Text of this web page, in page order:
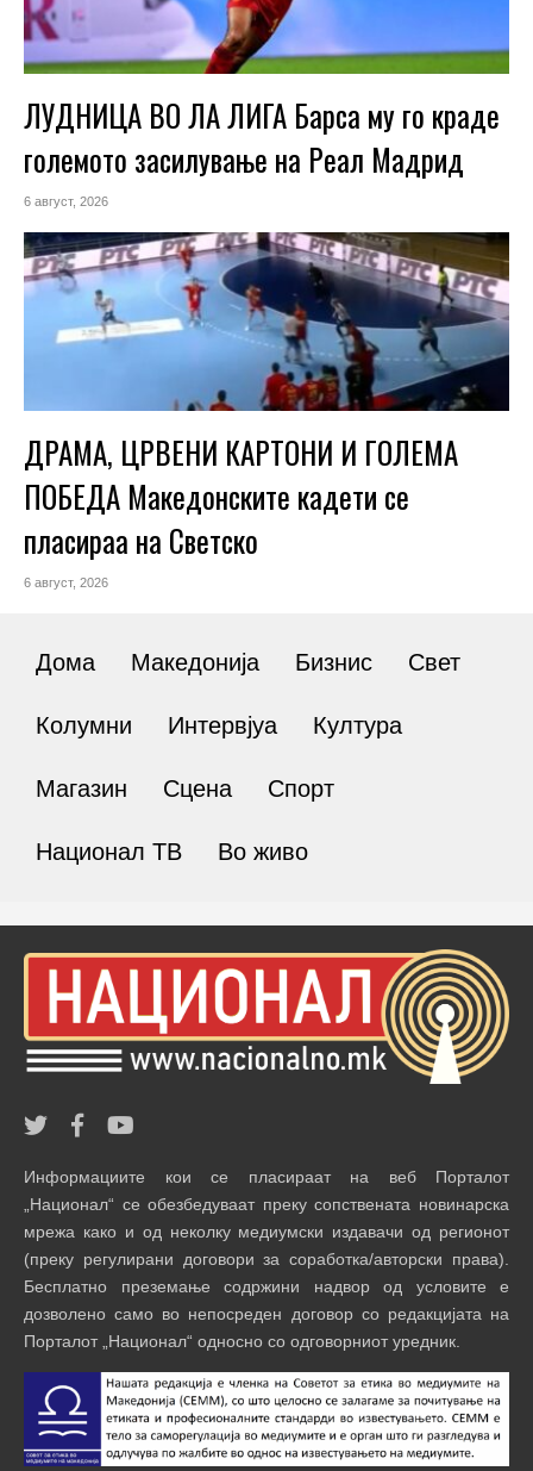
ЛУДНИЦА ВО ЛА ЛИГА Барса му го краде
големото засилување на Реал Мадрид
6 август, 2026
ДРАМА, ЦРВЕНИ КАРТОНИ И ГОЛЕМА
ПОБЕДА Македонските кадети се
пласираа на Светско
6 август, 2026
Дома Македонија Бизнис Свет
Колумни Интервјуа Култура
Магазин Сцена Спорт
Национал ТВ Во живо
Информациите кои се пласираат на веб Порталот
„Национал“ се обезбедуваат преку сопствената новинарска
мрежа како и од неколку медиумски издавачи од регионот
(преку регулирани договори за соработка/авторски права).
Бесплатно преземање содржини надвор од условите е
дозволено само во непосреден договор со редакцијата на
Порталот „Национал“ односно со одговорниот уредник.